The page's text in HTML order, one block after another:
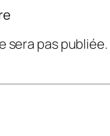
sera pas publiée.